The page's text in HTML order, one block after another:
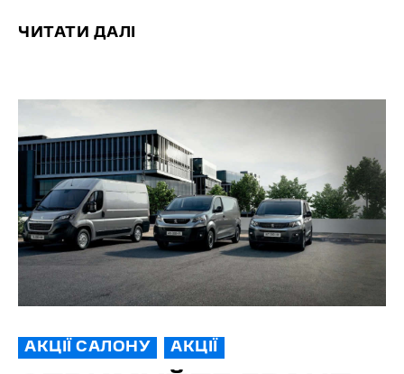
ЧИТАТИ ДАЛІ
АКЦІЇ САЛОНУ АКЦІЇ